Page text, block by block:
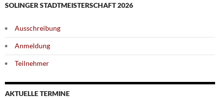
SOLINGER STADTMEISTERSCHAFT 2026
Ausschreibung
Anmeldung
Teilnehmer
AKTUELLE TERMINE